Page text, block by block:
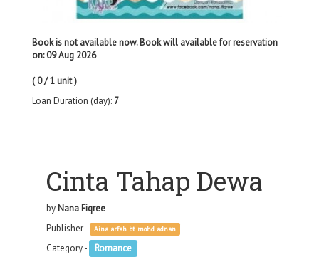
Book is not available now. Book will available for reservation
on: 09 Aug 2026
( 0 / 1 unit )
Loan Duration (day): 7
Cinta Tahap Dewa
by Nana Fiqree
Publisher -
Aina arfah bt mohd adnan
Category - Romance